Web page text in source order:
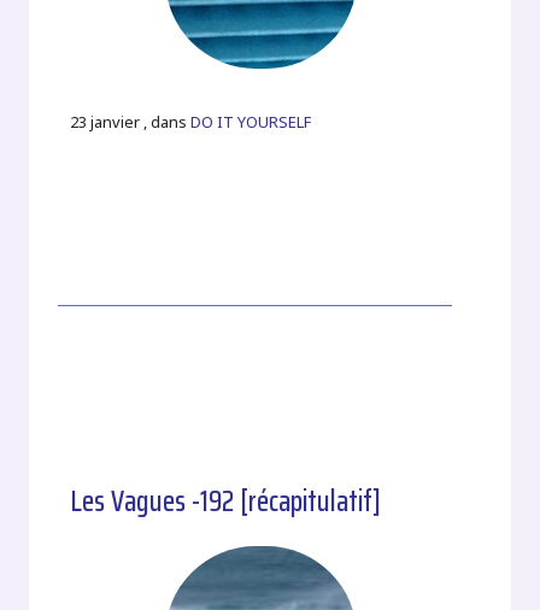
23 janvier , dansDO IT YOURSELF
Les Vagues -192 [récapitulatif]